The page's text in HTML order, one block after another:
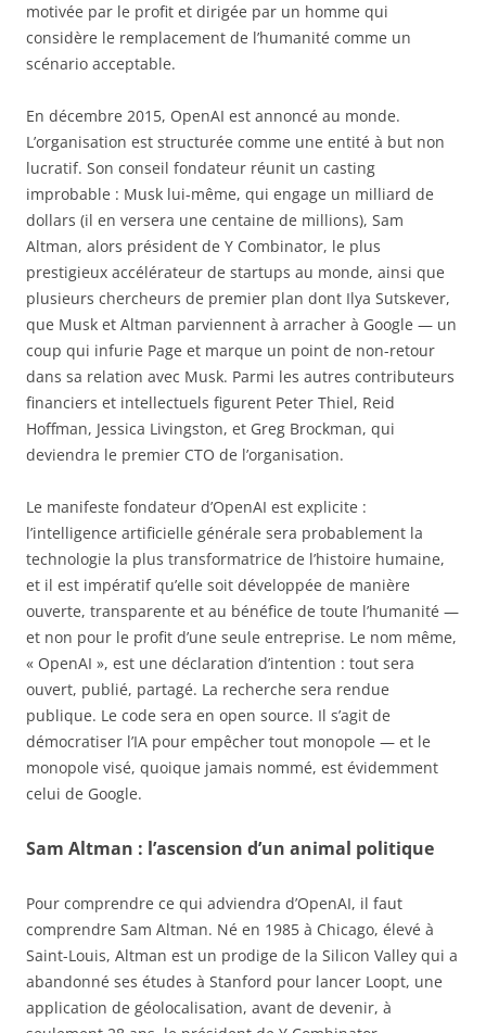
motivée par le profit et dirigée par un homme qui
considère le remplacement de l’humanité comme un
scénario acceptable.
En décembre 2015, OpenAI est annoncé au monde.
L’organisation est structurée comme une entité à but non
lucratif. Son conseil fondateur réunit un casting
improbable : Musk lui-même, qui engage un milliard de
dollars (il en versera une centaine de millions), Sam
Altman, alors président de Y Combinator, le plus
prestigieux accélérateur de startups au monde, ainsi que
plusieurs chercheurs de premier plan dont Ilya Sutskever,
que Musk et Altman parviennent à arracher à Google — un
coup qui infurie Page et marque un point de non-retour
dans sa relation avec Musk. Parmi les autres contributeurs
financiers et intellectuels figurent Peter Thiel, Reid
Hoffman, Jessica Livingston, et Greg Brockman, qui
deviendra le premier CTO de l’organisation.
Le manifeste fondateur d’OpenAI est explicite :
l’intelligence artificielle générale sera probablement la
technologie la plus transformatrice de l’histoire humaine,
et il est impératif qu’elle soit développée de manière
ouverte, transparente et au bénéfice de toute l’humanité —
et non pour le profit d’une seule entreprise. Le nom même,
« OpenAI », est une déclaration d’intention : tout sera
ouvert, publié, partagé. La recherche sera rendue
publique. Le code sera en open source. Il s’agit de
démocratiser l’IA pour empêcher tout monopole — et le
monopole visé, quoique jamais nommé, est évidemment
celui de Google.
Sam Altman : l’ascension d’un animal politique
Pour comprendre ce qui adviendra d’OpenAI, il faut
comprendre Sam Altman. Né en 1985 à Chicago, élevé à
Saint-Louis, Altman est un prodige de la Silicon Valley qui a
abandonné ses études à Stanford pour lancer Loopt, une
application de géolocalisation, avant de devenir, à